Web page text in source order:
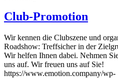
Club-Promotion
Wir kennen die Clubszene und
Roadshow: Treffsicher in der
Wir helfen Ihnen dabei. Nehmen
uns auf. Wir freuen uns auf Sie!
https://www.emotion.company/wp-